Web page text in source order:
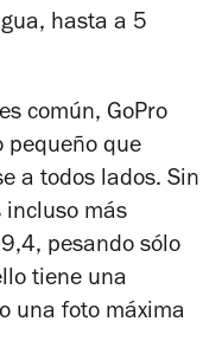
hasta a 5
común, GoPro
pequeño que
a todos lados. Sin
incluso más
pesando sólo
tiene una
una foto máxima